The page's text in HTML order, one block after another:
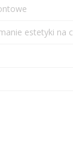
estetyki na